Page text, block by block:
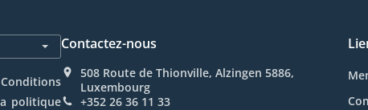
Conditions
politique
Contactez-nous
508 Route de Thionville, Alzingen 5886,
Luxembourg
+352 26 36 11 33